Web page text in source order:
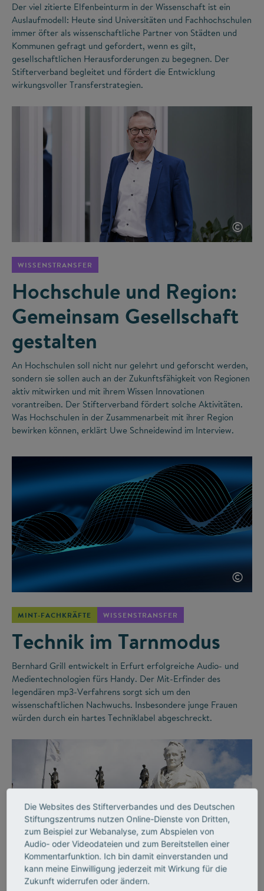
Der viel zitierte Elfenbeinturm in der Wissenschaft ist ein
Auslaufmodell: Heute sind Universitäten und Fachhochschulen
immer öfter als wissenschaftliche Partner von Städten und
Kommunen gefragt und gefordert, wenn es gilt,
gesellschaftlichen Herausforderungen zu begegnen. Der
Stifterverband begleitet und fördert die Entwicklung
wirkungsvoller Transferstrategien.
©
WISSENSTRANSFER
Hochschule und Region:
Gemeinsam Gesellschaft
gestalten
An Hochschulen soll nicht nur gelehrt und geforscht werden,
sondern sie sollen auch an der Zukunftsfähigkeit von Regionen
aktiv mitwirken und mit ihrem Wissen Innovationen
vorantreiben. Der Stifterverband fördert solche Aktivitäten.
Was Hochschulen in der Zusammenarbeit mit ihrer Region
bewirken können, erklärt Uwe Schneidewind im Interview.
©
MINT-FACHKRÄFTE WISSENSTRANSFER
Technik im Tarnmodus
Bernhard Grill entwickelt in Erfurt erfolgreiche Audio- und
Medientechnologien fürs Handy. Der Mit-Erfinder des
legendären mp3-Verfahrens sorgt sich um den
wissenschaftlichen Nachwuchs. Insbesondere junge Frauen
würden durch ein hartes Techniklabel abgeschreckt.
Die Websites des Stifterverbandes und des Deutschen
Stiftungszentrums nutzen Online-Dienste von Dritten,
zum Beispiel zur Webanalyse, zum Abspielen von
Audio- oder Videodateien und zum Bereitstellen einer
Kommentarfunktion. Ich bin damit einverstanden und
kann meine Einwilligung jederzeit mit Wirkung für die
Zukunft widerrufen oder ändern.